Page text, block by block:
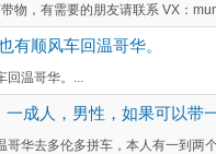
物，有需要的朋友请联系 VX：
有顺风车回温哥华。
温哥华。...
成人，男性，如果可以带
华去多伦多拼车，本人有一到两